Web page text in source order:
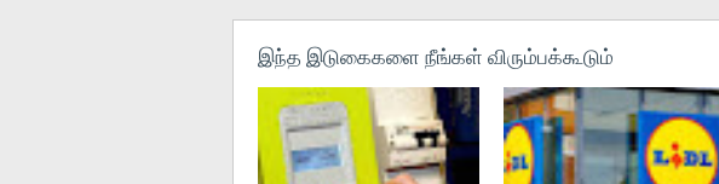
இந்த இடுகைகளை நீங்கள் விரும்பக்கூடும்